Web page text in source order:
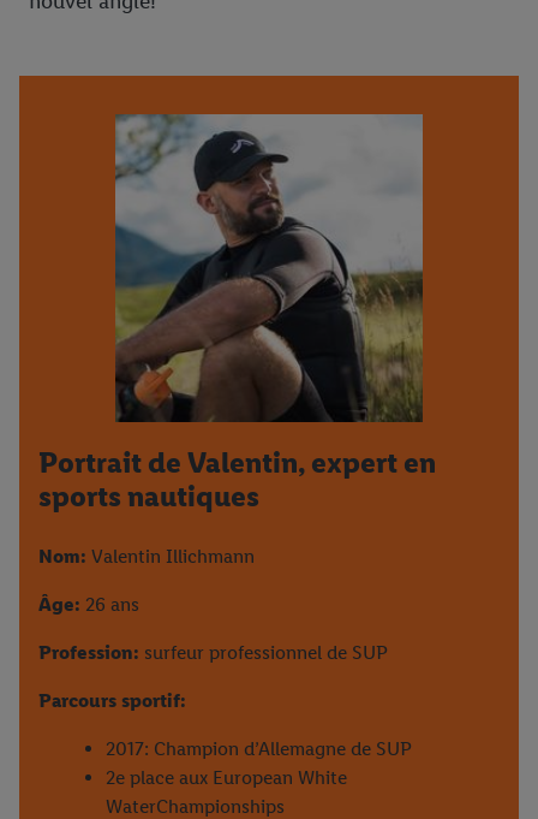
Portrait de Valentin, expert en
sports nautiques
Nom: Valentin Illichmann
Âge: 26 ans
Profession: surfeur professionnel de SUP
Parcours sportif:
2017: Champion d’Allemagne de SUP
2e place aux European White
WaterChampionships